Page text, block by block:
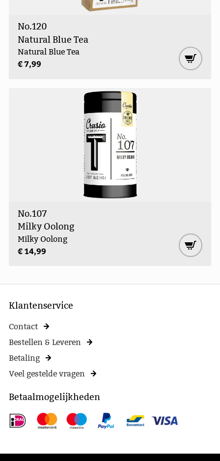
No.120
Natural Blue Tea
Natural Blue Tea
€ 7,99
No.107
Milky Oolong
Milky Oolong
€ 14,99
Klantenservice
Contact
Bestellen & Leveren
Betaling
Veel gestelde vragen
Betaalmogelijkheden